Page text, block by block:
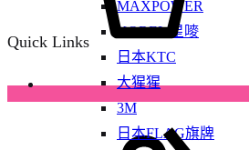
Quick Links
MAXPOWER
KOREL 星嘜
日本KTC
大猩猩
3M
日本FLAG旗牌